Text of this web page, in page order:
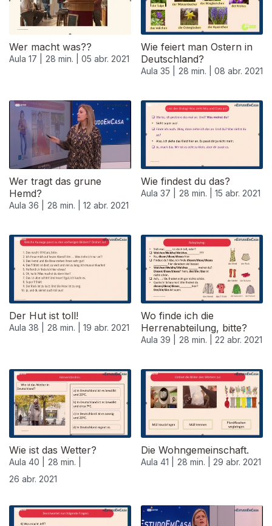
Wer macht was??
Aula 17 | 28 min. | 05 abr. 2021
Wie feiert man Ostern in
Deutschland?
Aula 35 | 28 min. | 08 abr. 2021
Wer tragt das grune
Hemd?
Aula 36 | 28 min. | 12 abr. 2021
Wie findest du das?
Aula 37 | 28 min. | 15 abr. 2021
Der Hut ist toll!
Aula 38 | 28 min. | 19 abr. 2021
Wo finde ich die
Herrenabteilung, bitte?
Aula 39 | 28 min. | 22 abr. 2021
Wie ist das Wetter?
Aula 40 |
28 min. |
26 abr. 2021
Die Wohngemeinschaft.
Aula 41 | 28 min. | 29 abr. 2021